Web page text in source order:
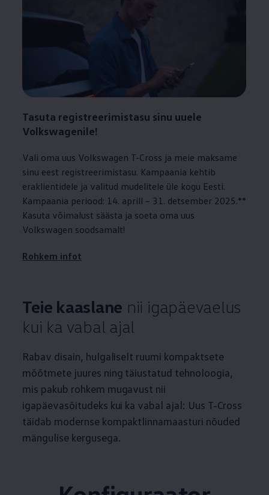
Tasuta registreerimistasu sinu uuele
Volkswagenile!
Vali oma uus Volkswagen T-Cross ja meie maksame
sinu eest registreerimistasu. Kampaania kehtib
eraklientidele ja valitud mudelitele üle kogu Eesti.
Kampaania periood: 14. aprill – 31. detsember 2025.**
Kasuta võimalust säästa ja soeta oma uus
Volkswagen soodsamalt!
Rohkem infot
Teie kaaslane nii igapäevaelus
kui ka vabal ajal
Rabav disain, hulgaliselt ruumi kompaktsete
mõõtmete juures ning täiustatud tehnoloogia,
mis pakub rohkem mugavust nii
igapäevasõitudeks kui ka vabal ajal: Uus T-Cross
täidab modernse kompaktlinnamaasturi nõuded
mängulise kergusega.